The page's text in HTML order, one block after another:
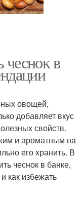
чеснок в
овощей,
добавляет вкус
свойств.
и ароматным на
его хранить. В
чеснок в банке,
как избежать